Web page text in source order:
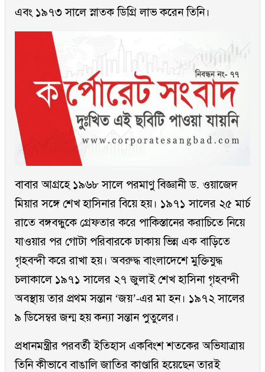
এবং ১৯৭৩ সালে স্নাতক ডিগ্রি লাভ করেন তিনি।
বাবার আগ্রহে ১৯৬৮ সালে পরমাণু বিজ্ঞানী ড. ওয়াজেদ
মিয়ার সঙ্গে শেখ হাসিনার বিয়ে হয়। ১৯৭১ সালের ২৫ মার্চ
রাতে বঙ্গবন্ধুকে গ্রেফতার করে পাকিস্তানের করাচিতে নিয়ে
যাওয়ার পর গোটা পরিবারকে ঢাকায় ভিন্ন এক বাড়িতে
গৃহবন্দী করে রাখা হয়। অবরুদ্ধ বাংলাদেশে মুক্তিযুদ্ধ
চলাকালে ১৯৭১ সালের ২৭ জুলাই শেখ হাসিনা গৃহবন্দী
অবস্থায় তার প্রথম সন্তান ‘জয়’-এর মা হন। ১৯৭২ সালের
৯ ডিসেম্বর জন্ম হয় কন্যা সন্তান পুতুলের।
প্রধানমন্ত্রীর পরবর্তী ইতিহাস একবিংশ শতকের অভিযাত্রায়
তিনি কীভাবে বাঙালি জাতির কাণ্ডারি হয়েছেন তারই